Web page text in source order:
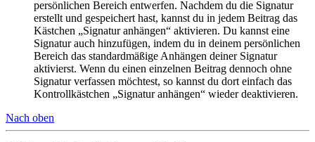
persönlichen Bereich entwerfen. Nachdem du die Signatur
erstellt und gespeichert hast, kannst du in jedem Beitrag das
Kästchen „Signatur anhängen“ aktivieren. Du kannst eine
Signatur auch hinzufügen, indem du in deinem persönlichen
Bereich das standardmäßige Anhängen deiner Signatur
aktivierst. Wenn du einen einzelnen Beitrag dennoch ohne
Signatur verfassen möchtest, so kannst du dort einfach das
Kontrollkästchen „Signatur anhängen“ wieder deaktivieren.
Nach oben